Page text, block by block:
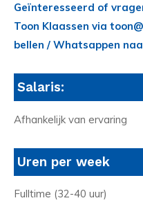
Geïnteresseerd of
Toon Klaassen via
bellen / Whatsappen
Salaris:
Afhankelijk van ervaring
Uren per week
Fulltime (32-40 uur)